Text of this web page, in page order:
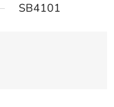
SB4101